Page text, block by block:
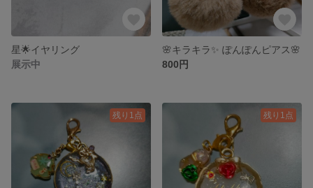
星🌟イヤリング
展示中
🌸キラキラ✨ ぽんぽんピアス🌸
800円
残り1点 残り1点